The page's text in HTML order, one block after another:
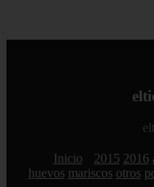
Inicio 2015 2016
huevos mariscos otros